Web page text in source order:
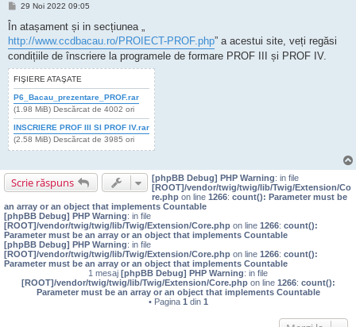
M
s
j
29 Noi 2022 09:05
În atașament și in secțiunea „
http://www.ccdbacau.ro/PROIECT-PROF.php” a acestui site, veți regăsi
condițiile de înscriere la programele de formare PROF III și PROF IV.
FIŞIERE ATAŞATE
P6_Bacau_prezentare_PROF.rar
(1.98 MiB) Descărcat de 4002 ori
INSCRIERE PROF III SI PROF IV.rar
(2.58 MiB) Descărcat de 3985 ori
Scrie răspuns [phpBB Debug] PHP Warning: in file
[ROOT]/vendor/twig/twig/lib/Twig/Extension/Co
re.php on line 1266: count(): Parameter must be
an array or an object that implements Countable
[phpBB Debug] PHP Warning: in file
[ROOT]/vendor/twig/twig/lib/Twig/Extension/Core.php on line 1266: count():
Parameter must be an array or an object that implements Countable
[phpBB Debug] PHP Warning: in file
[ROOT]/vendor/twig/twig/lib/Twig/Extension/Core.php on line 1266: count():
Parameter must be an array or an object that implements Countable
1 mesaj [phpBB Debug] PHP Warning: in file
[ROOT]/vendor/twig/twig/lib/Twig/Extension/Core.phpon line 1266: count():
Parameter must be an array or an object that implements Countable
• Pagina 1 din 1